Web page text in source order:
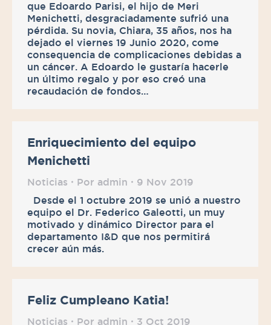
que Edoardo Parisi, el hijo de Meri
Menichetti, desgraciadamente sufrió una
pérdida. Su novia, Chiara, 35 años, nos ha
dejado el viernes 19 Junio 2020, come
consequencia de complicaciones debidas a
un cáncer. A Edoardo le gustaría hacerle
un último regalo y por eso creó una
recaudación de fondos…
Enriquecimiento del equipo
Menichetti
Noticias Por admin
9 Nov 2019
Desde el 1 octubre 2019 se unió a nuestro
equipo el Dr. Federico Galeotti, un muy
motivado y dinámico Director para el
departamento I&D que nos permitirá
crecer aún más.
Feliz Cumpleano Katia!
Noticias Por admin
3 Oct 2019